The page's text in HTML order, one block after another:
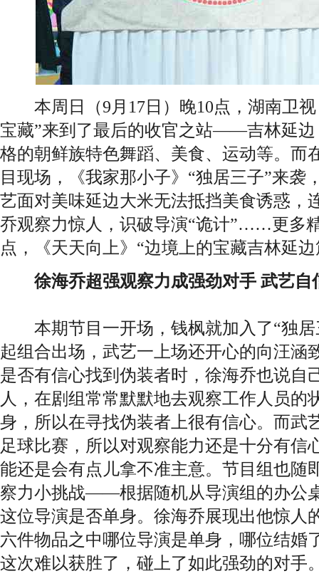
本周日（9月17日）晚10点，湖南卫视
宝藏”来到了最后的收官之站——吉林延边
格的朝鲜族特色舞蹈、美食、运动等。而
目现场，《我家那小子》“独居三子”来袭
艺面对美味延边大米无法抵挡美食诱惑，
乔观察力惊人，识破导演“诡计”……更多
点，《天天向上》“边境上的宝藏吉林延边
徐海乔超强观察力成强劲对手 武艺自
本期节目一开场，钱枫就加入了“独居
起组合出场，武艺一上场还开心的向汪涵
是否有信心找到伪装者时，徐海乔也说自
人，在剧组常常默默地去观察工作人员的
身，所以在寻找伪装者上很有信心。而武
足球比赛，所以对观察能力还是十分有信
能还是会有点儿拿不准主意。节目组也随
察力小挑战——根据随机从导演组的办公
这位导演是否单身。徐海乔展现出他惊人
六件物品之中哪位导演是单身，哪位结婚
这次难以获胜了，碰上了如此强劲的对手